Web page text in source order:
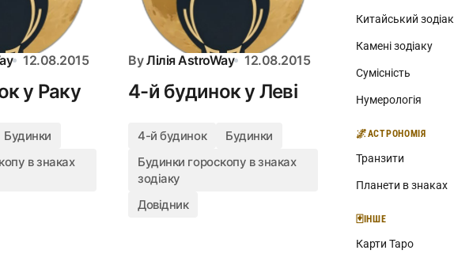
12.08.2015
у Раку
Будинки
в знаках
By Лілія AstroWay 12.08.2015
4-й будинок у Леві
4-й будинок
Будинки
Будинки гороскопу в знаках
зодіаку
Довідник
Китайський зодіак
Камені зодіаку
Сумісність
Нумерологія
🌌АСТРОНОМІЯ
Транзити
Планети в знаках
🃏ІНШЕ
Карти Таро